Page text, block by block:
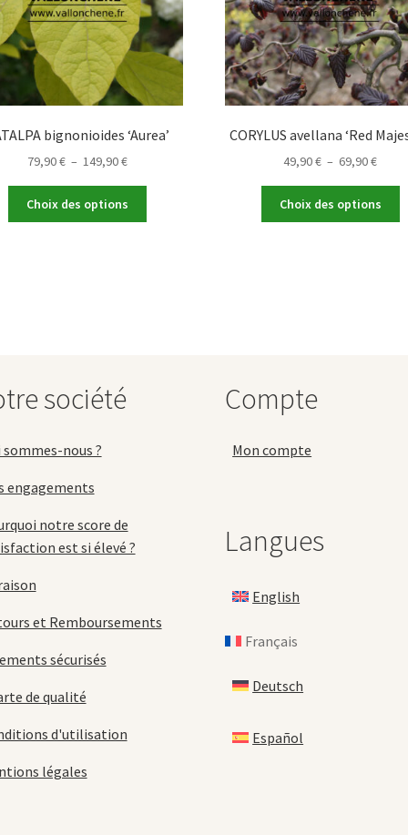
bignonioides ‘Aurea’
79,90€ – 149,90€Plage
prix :
79,90 €
Choix des options
CORYLUS avellana ‘Red
49,90€ – 69,90€Plage
prix :
49,90
Choix des options
société
sommes-nous ?
engagements
notre score de
est si élevé ?
et Remboursements
sécurisés
de qualité
d'utilisation
légales
Compte
Mon compte
Langues
English
Français
Deutsch
Español